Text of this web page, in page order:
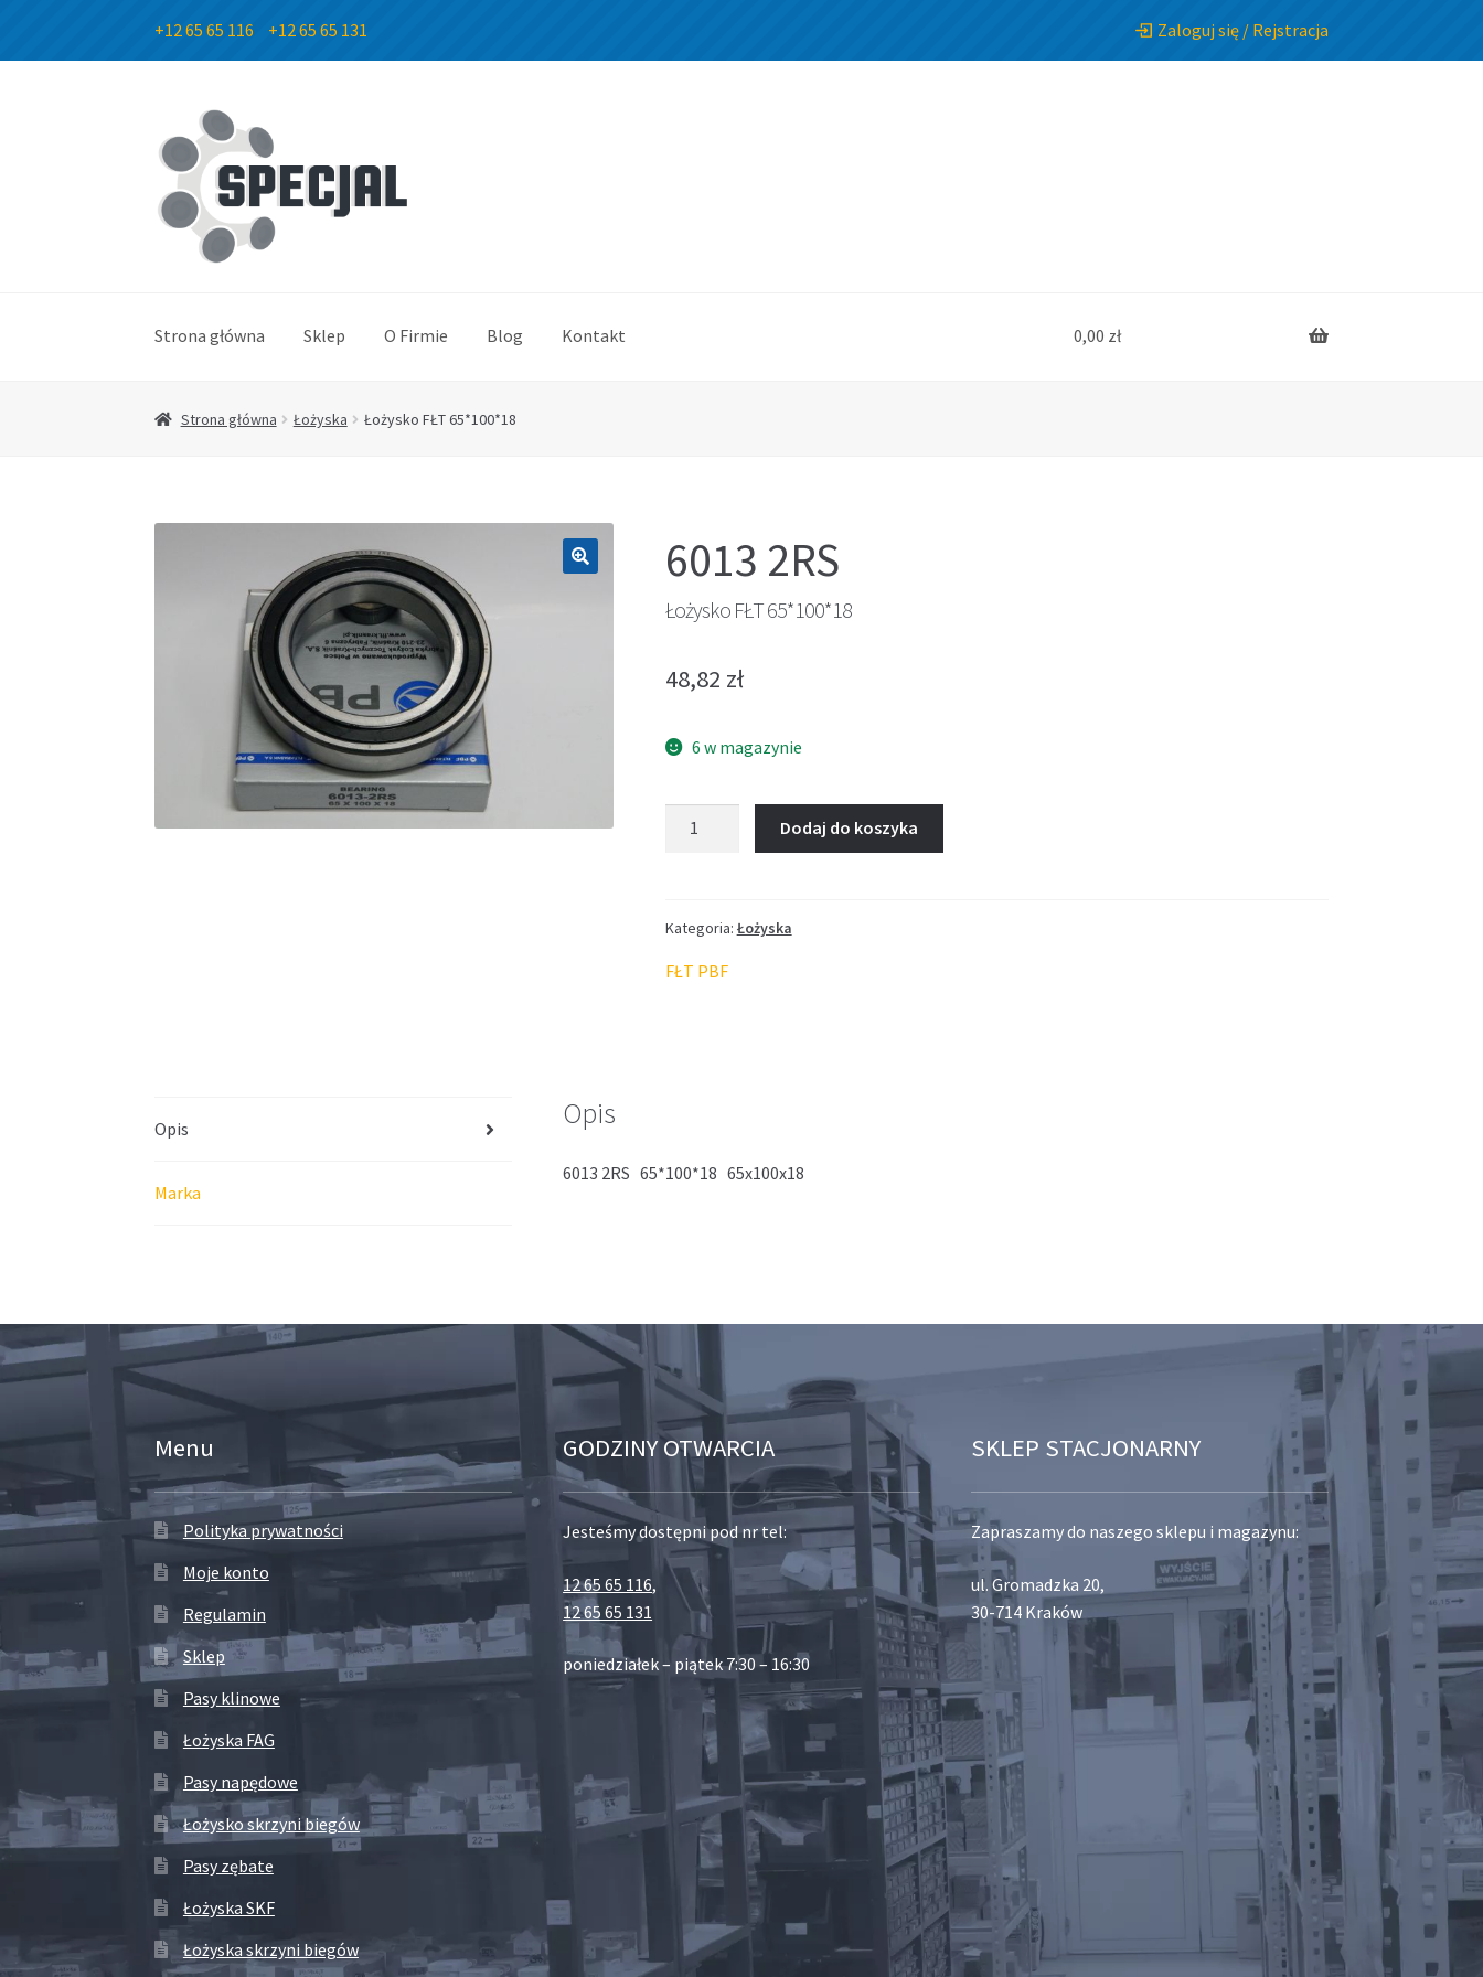
+12 65 65 116 +12 65 65 131 Zaloguj się / Rejstracja
Przejdź
do
nawigacji
Przejdź
do
treści
Strona główna Sklep O Firmie Blog Kontakt 0,00 zł
Strona główna Łożyska Łożysko FŁT 65*100*18
6013 2RS
Łożysko FŁT 65*100*18
48,82 zł
6 w magazynie
Dodaj do koszyka
Kategoria: Łożyska
FŁT PBF
Opis
Marka
Opis
6013 2RS 65*100*18 65x100x18
Menu
Polityka prywatności
Moje konto
Regulamin
Sklep
Pasy klinowe
Łożyska FAG
Pasy napędowe
Łożysko skrzyni biegów
Pasy zębate
Łożyska SKF
Łożyska skrzyni biegów
GODZINY OTWARCIA
Jesteśmy dostępni pod nr tel:
12 65 65 116,
12 65 65 131
poniedziałek – piątek 7:30 – 16:30
SKLEP STACJONARNY
Zapraszamy do naszego sklepu i magazynu:
ul. Gromadzka 20,
30-714 Kraków